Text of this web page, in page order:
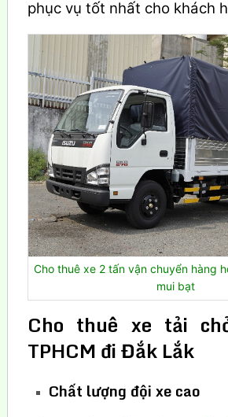
phục vụ tốt nhất cho khách
Cho thuê xe 2 tấn vận chuyển hàng
mui bạt
Cho thuê xe tải
TPHCM đi Đắk Lắk
Chất lượng đội xe cao